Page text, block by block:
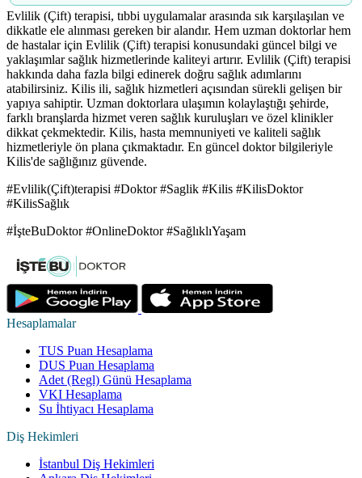
Evlilik (Çift) terapisi, tıbbi uygulamalar arasında sık karşılaşılan ve
dikkatle ele alınması gereken bir alandır. Hem uzman doktorlar hem
de hastalar için Evlilik (Çift) terapisi konusundaki güncel bilgi ve
yaklaşımlar sağlık hizmetlerinde kaliteyi artırır. Evlilik (Çift) terapisi
hakkında daha fazla bilgi edinerek doğru sağlık adımlarını
atabilirsiniz. Kilis ili, sağlık hizmetleri açısından sürekli gelişen bir
yapıya sahiptir. Uzman doktorlara ulaşımın kolaylaştığı şehirde,
farklı branşlarda hizmet veren sağlık kuruluşları ve özel klinikler
dikkat çekmektedir. Kilis, hasta memnuniyeti ve kaliteli sağlık
hizmetleriyle ön plana çıkmaktadır. En güncel doktor bilgileriyle
Kilis'de sağlığınız güvende.
#Evlilik(Çift)terapisi #Doktor #Saglik #Kilis #KilisDoktor
#KilisSağlık
#İşteBuDoktor #OnlineDoktor #SağlıklıYaşam
Hesaplamalar
TUS Puan Hesaplama
DUS Puan Hesaplama
Adet (Regl) Günü Hesaplama
VKI Hesaplama
Su İhtiyacı Hesaplama
Diş Hekimleri
İstanbul Diş Hekimleri